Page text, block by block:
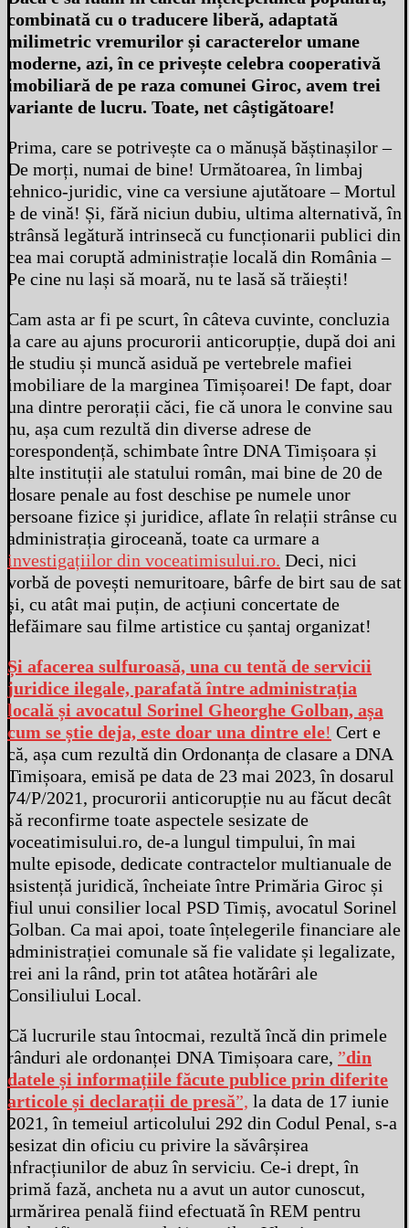
combinată cu o traducere liberă, adaptată
milimetric vremurilor și caracterelor umane
moderne, azi, în ce privește celebra cooperativă
imobiliară de pe raza comunei Giroc, avem trei
variante de lucru. Toate, net câștigătoare!
Prima, care se potrivește ca o mănușă băștinașilor –
De morți, numai de bine! Următoarea, în limbaj
tehnico-juridic, vine ca versiune ajutătoare – Mortul
e de vină! Și, fără niciun dubiu, ultima alternativă, în
strânsă legătură intrinsecă cu funcționarii publici din
cea mai coruptă administrație locală din România –
Pe cine nu lași să moară, nu te lasă să trăiești!
Cam asta ar fi pe scurt, în câteva cuvinte, concluzia
la care au ajuns procurorii anticorupție, după doi ani
de studiu și muncă asiduă pe vertebrele mafiei
imobiliare de la marginea Timișoarei! De fapt, doar
una dintre perorații căci, fie că unora le convine sau
nu, așa cum rezultă din diverse adrese de
corespondență, schimbate între DNA Timișoara și
alte instituții ale statului român, mai bine de 20 de
dosare penale au fost deschise pe numele unor
persoane fizice și juridice, aflate în relații strânse cu
administrația giroceană, toate ca urmare a
investigațiilor din voceatimisului.ro. Deci, nici
vorbă de povești nemuritoare, bârfe de birt sau de sat
și, cu atât mai puțin, de acțiuni concertate de
defăimare sau filme artistice cu șantaj organizat!
Și afacerea sulfuroasă, una cu tentă de servicii
juridice ilegale, parafată între administrația
locală și avocatul Sorinel Gheorghe Golban, așa
cum se știe deja, este doar una dintre ele! Cert e
că, așa cum rezultă din Ordonanța de clasare a DNA
Timișoara, emisă pe data de 23 mai 2023, în dosarul
74/P/2021, procurorii anticorupție nu au făcut decât
să reconfirme toate aspectele sesizate de
voceatimisului.ro, de-a lungul timpului, în mai
multe episode, dedicate contractelor multianuale de
asistență juridică, încheiate între Primăria Giroc și
fiul unui consilier local PSD Timiș, avocatul Sorinel
Golban. Ca mai apoi, toate înțelegerile financiare ale
administrației comunale să fie validate și legalizate,
trei ani la rând, prin tot atâtea hotărâri ale
Consiliului Local.
Că lucrurile stau întocmai, rezultă încă din primele
rânduri ale ordonanței DNA Timișoara care, ”din
datele și informațiile făcute publice prin diferite
articole și declarații de presă”, la data de 17 iunie
2021, în temeiul articolului 292 din Codul Penal, s-a
sesizat din oficiu cu privire la săvârșirea
infracțiunilor de abuz în serviciu. Ce-i drept, în
primă fază, ancheta nu a avut un autor cunoscut,
urmărirea penală fiind efectuată în REM pentru